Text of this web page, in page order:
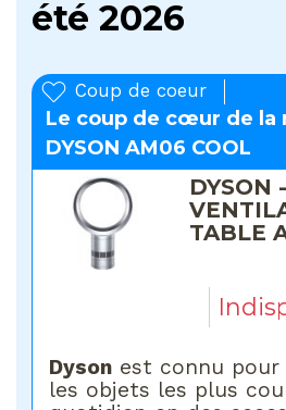
été 2026
Coup de coeur
Le coup de cœur de la
DYSON AM06 COOL
DYSON -
TABLE
Dyson est connu
les objets les plus